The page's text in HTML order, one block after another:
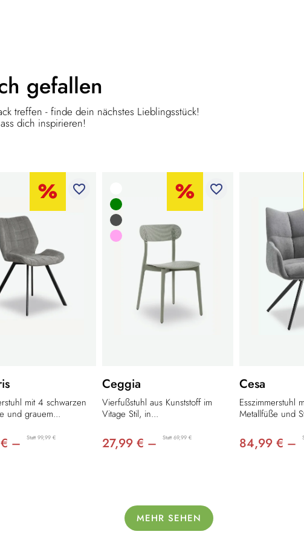
gefallen
treffen - finde dein nächstes Lieblingsstück!
dich inspirieren!
favorite_border
mit 4 schwarzen
und grauem...
– Statt 99,99 €
favorite_border
Ceggia
Vierfußstuhl aus Kunststoff im
Vitage Stil, in...
27,99 € – Statt 69,99 €
Cesa
Esszimmerstuhl
Metallfüße und
84,99 € –
MEHR SEHEN